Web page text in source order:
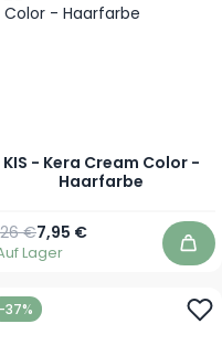
KIS - Kera Cream Color -
Haarfarbe
Ab
7,95 €
Preis
€
Lager In
-37%